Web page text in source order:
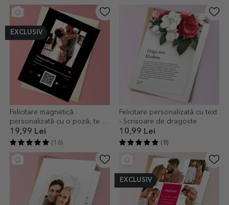
EXCLUSIV
Felicitare magnetică
personalizată cu o poză, text
și cod QR - Melodia noastră
19,99 Lei
(16)
Felicitare personalizată cu text
- Scrisoare de dragoste
10,99 Lei
(8)
EXCLUSIV